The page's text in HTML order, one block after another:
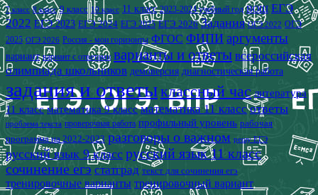
7 класс 8 класс 9 класс 10 класс 11 класс 2023-2024 учебный год ВОШ ЕГЭ
2022 ЕГЭ 2023 ЕГЭ 2024 ЕГЭ 2025 ЕГЭ 2026 Задания ОГЭ 2022 ОГЭ
2025 ОГЭ 2026 Россия - мои горизонты ФГОС ФИПИ аргументы
вариант вариант с ответами варианты и ответы всероссийская
олимпиада школьников демоверсия диагностическая работа
задания и ответыклассный час литература
11 класс математика 9 класс математика 11 класс ответы
проблема текста проверочная работа профильный уровень рабочая
программа на 2022-2023 разговоры о важном решу ЕГЭ
русский язык 9 класс русский язык 11 класс
сочинение егэ статград текст для сочинения егэ
тренировочные варианты тренировочный вариант